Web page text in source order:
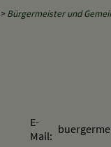
>Bürgermeister und
E-
Mail: